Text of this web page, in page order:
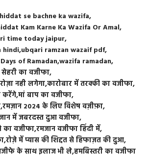
se bachne ka wazifa
Kam Karne Ka Wazifa Or Amal
time today jaipur
hindi ubqari ramzan wazaif pdf
of Ramadanwazifa ramadan
सेहरी का वजीफा
नही लगेगाकारोबार में तरक्की का वजीफा
करेंगेमां बाप का वजीफा
रमज़ान 2024 के लिए विशेष वज़ीफ़ा
में जबरदस्त दुआ वजीफा
का वजीफारमजान वजीफा हिंदी में
रोज़े में प्यास की शिद्दत से हिफाज़त की दुआ
के साथ इलाज भी लेहमबिस्तरी का वजीफा